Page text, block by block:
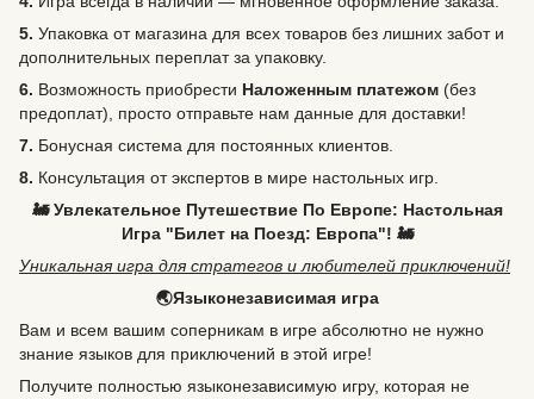
5. Упаковка от магазина для всех товаров без лишних забот и
дополнительных переплат за упаковку.
6. Возможность приобрести Наложенным платежом (без
предоплат), просто отправьте нам данные для доставки!
7. Бонусная система для постоянных клиентов.
8. Консультация от экспертов в мире настольных игр.
🚂 Увлекательное Путешествие По Европе: Настольная
Игра "Билет на Поезд: Европа"! 🚂
Уникальная игра для стратегов и любителей приключений!
🌏Языконезависимая игра
Вам и всем вашим соперникам в игре абсолютно не нужно
знание языков для приключений в этой игре!
Получите полностью языконезависимую игру, которая не